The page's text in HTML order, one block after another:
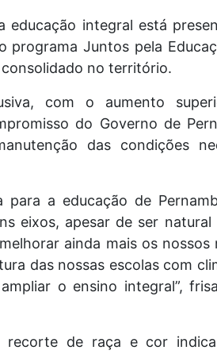
integral está
programa Juntos pela
no território.
com o aumento
do Governo de
das condições
a educação de
eixos, apesar de ser
ainda mais os
das nossas escolas com
o ensino integral”,
de raça e cor